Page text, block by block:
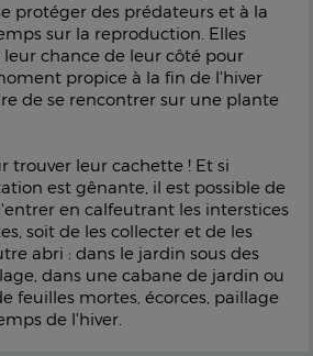
protéger des prédateurs et à la
sur la reproduction. Elles
chance de leur côté pour
propice à la fin de l'hiver
de se rencontrer sur une plante
trouver leur cachette ! Et si
est gênante, il est possible de
en calfeutrant les interstices
soit de les collecter et de les
abri : dans le jardin sous des
dans une cabane de jardin ou
feuilles mortes, écorces, paillage
de l'hiver.